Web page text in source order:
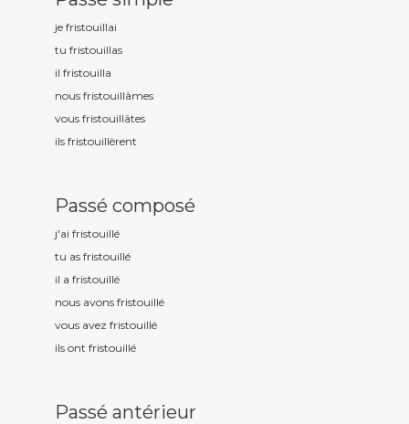
je fristouillai
tu fristouillas
il fristouilla
nous fristouillâmes
vous fristouillâtes
ils fristouillèrent
Passé composé
j'ai fristouillé
tu as fristouillé
il a fristouillé
nous avons fristouillé
vous avez fristouillé
ils ont fristouillé
Passé antérieur